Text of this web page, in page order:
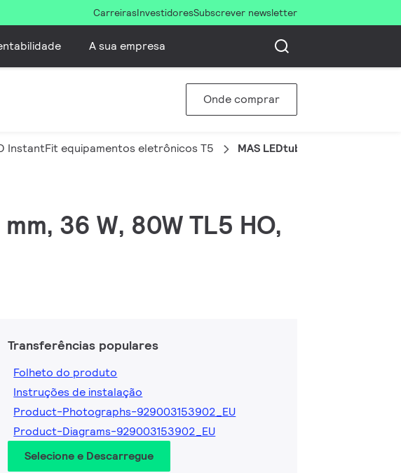
CarreirasInvestidoresSubscrever newsletter
A sua empresa
Onde comprar
InstantFit equipamentos eletrônicos T5 MAS LEDtube HF 1500mm UO
36 W, 80W TL5 HO,
Transferências populares
Folheto do produto
Instruções de instalação
Product-Photographs-929003153902_EU
Product-Diagrams-929003153902_EU
Selecione e Descarregue